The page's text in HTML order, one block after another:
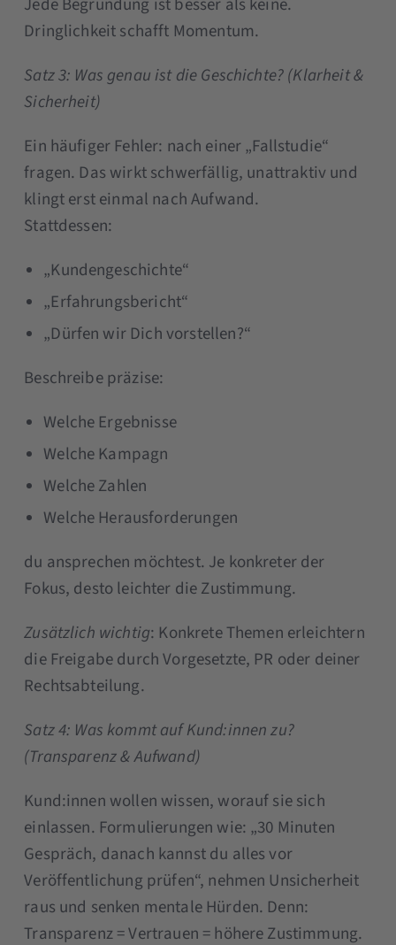
Jede Begründung ist besser als keine.
Dringlichkeit schafft Momentum.
Satz 3: Was genau ist die Geschichte? (Klarheit &
Sicherheit)
Ein häufiger Fehler: nach einer „Fallstudie“
fragen. Das wirkt schwerfällig, unattraktiv und
klingt erst einmal nach Aufwand.
Stattdessen:
„Kundengeschichte“
„Erfahrungsbericht“
„Dürfen wir Dich vorstellen?“
Beschreibe präzise:
Welche Ergebnisse
Welche Kampagn
Welche Zahlen
Welche Herausforderungen
du ansprechen möchtest. Je konkreter der
Fokus, desto leichter die Zustimmung.
Zusätzlich wichtig: Konkrete Themen erleichtern
die Freigabe durch Vorgesetzte, PR oder deiner
Rechtsabteilung.
Satz 4: Was kommt auf Kund:innen zu?
(Transparenz & Aufwand)
Kund:innen wollen wissen, worauf sie sich
einlassen. Formulierungen wie: „30 Minuten
Gespräch, danach kannst du alles vor
Veröffentlichung prüfen“, nehmen Unsicherheit
raus und senken mentale Hürden. Denn:
Transparenz = Vertrauen = höhere Zustimmung.